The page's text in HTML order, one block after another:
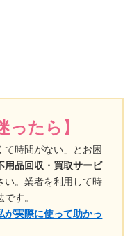
ったら】
て時間がない」とお困
用品回収・買取サービ
い。業者を利用して時
す。
が実際に使って助かっ